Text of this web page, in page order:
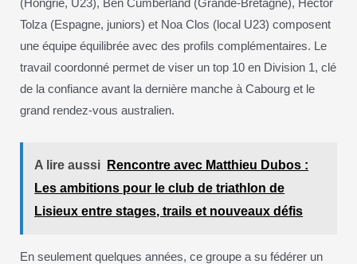
(Hongrie, U23), Ben Cumberland (Grande-Bretagne), Hector
Tolza (Espagne, juniors) et Noa Clos (local U23) composent
une équipe équilibrée avec des profils complémentaires. Le
travail coordonné permet de viser un top 10 en Division 1, clé
de la confiance avant la dernière manche à Cabourg et le
grand rendez-vous australien.
A lire aussi
Rencontre avec Matthieu Dubos :
Les ambitions pour le club de triathlon de
Lisieux entre stages, trails et nouveaux défis
En seulement quelques années, ce groupe a su fédérer un